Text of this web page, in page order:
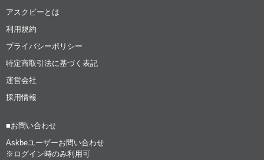
アスクビーとは
利用規約
プライバシーポリシー
特定商取引法に基づく表記
運営会社
採用情報
■お問い合わせ
Askbeユーザーお問い合わせ
※ログイン時のみ利用可